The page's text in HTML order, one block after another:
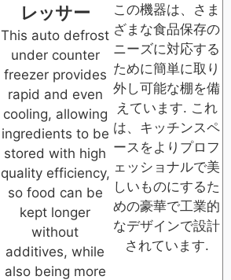
レッサー
This auto defrost
under counter
freezer provides
rapid and even
cooling, allowing
ingredients to be
stored with high
quality efficiency,
so food can be
kept longer
without
additives, while
also being more
この機器は、さま
ざまな食品保存の
ニーズに対応する
ために簡単に取り
外し可能な棚を備
えています. これ
は、キッチンスペ
ースをよりプロフ
ェッショナルで美
しいものにするた
めの豪華で工業的
なデザインで設計
されています.